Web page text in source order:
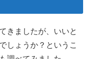
きましたが、いいと
しょうか？というこ